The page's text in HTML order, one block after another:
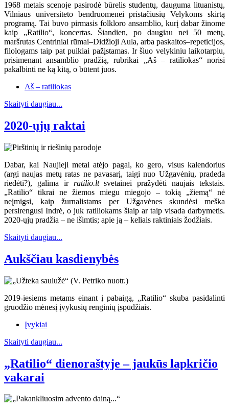
1968 metais scenoje pasirodė būrelis studentų, dauguma lituanistų,
Vilniaus universiteto bendruomenei pristačiusių Velykoms skirtą
programą. Tai buvo pirmasis folkloro ansamblio, kurį dabar žinome
kaip „Ratilio“, koncertas. Šiandien, po daugiau nei 50 metų,
maršrutas Centriniai rūmai–Didžioji Aula, arba paskaitos–repeticijos,
filologams taip pat puikiai pažįstamas. Ir šiuo velykiniu laikotarpiu,
prisimenant ansamblio pradžią, rubrikai „Aš – ratiliokas“ norisi
pakalbinti ne ką kitą, o būtent juos.
Aš – ratiliokas
Skaityti daugiau...
2020-ųjų raktai
Dabar, kai Naujieji metai atėjo pagal, ko gero, visus kalendorius
(argi naujas metų ratas ne pavasarį, taigi nuo Užgavėnių, pradeda
riedėti?), galima ir ratilio.ltsvetainei pražydėti naujais tekstais.
„Ratilio“ tikrai ne žiemos miegu miegojo – tokią „žiemą“ nė
neįmigsi, kaip žurnalistams per Užgavėnes skundėsi meška
persirengusi Indrė, o juk ratiliokams šiaip ar taip visada darbymetis.
2020-ųjų pradžia – ne išimtis; apie ją – keliais raktiniais žodžiais.
Skaityti daugiau...
Aukščiau kasdienybės
2019-iesiems metams einant į pabaigą, „Ratilio“ skuba pasidalinti
gruodžio mėnesį įvykusių renginių įspūdžiais.
Įvykiai
Skaityti daugiau...
„Ratilio“ dienoraštyje – jaukūs lapkričio
vakarai